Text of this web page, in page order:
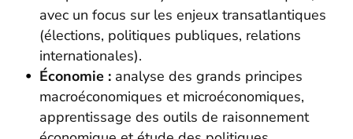
avec un focus sur les enjeux transatlantiques
(élections, politiques publiques, relations
internationales).
Économie : analyse des grands principes
macroéconomiques et microéconomiques,
apprentissage des outils de raisonnement